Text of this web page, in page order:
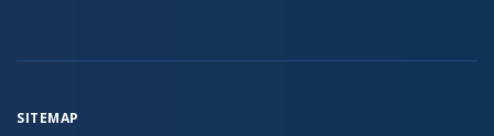
SITEMAP